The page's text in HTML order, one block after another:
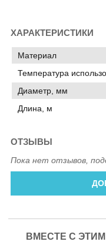
ХАРАКТЕРИСТИКИ
Материал
Температура
Диаметр, мм
Длина, м
ОТЗЫВЫ
Пока нет отзывов,
ВМЕСТЕ С